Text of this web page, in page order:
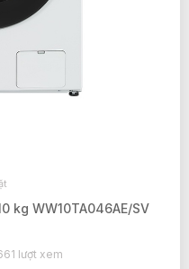
kg WW10TA046AE/SV
lượt xem